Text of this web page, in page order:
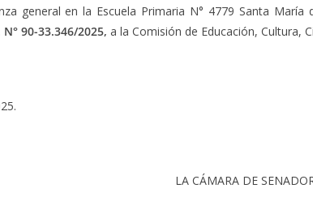
general en la Escuela Primaria N° 4779 Santa
90-33.346/2025, a la Comisión de Educación, Cultura,
LA CÁMARA DE